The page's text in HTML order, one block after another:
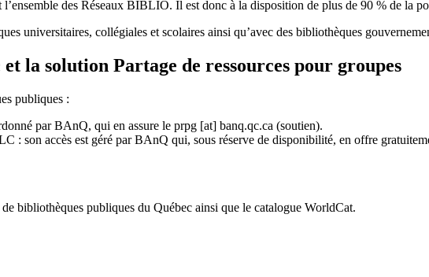
l’ensemble des Réseaux BIBLIO. Il est donc à la disposition de plus de 90 % de la
universitaires, collégiales et scolaires ainsi qu’avec des bibliothèques
la solution Partage de ressources pour groupes
publiques :
par BAnQ, qui en assure le prpg [at] banq.qc.ca (soutien).
: son accès est géré par BAnQ qui, sous réserve de disponibilité, en offre
bibliothèques publiques du Québec ainsi que le catalogue WorldCat.